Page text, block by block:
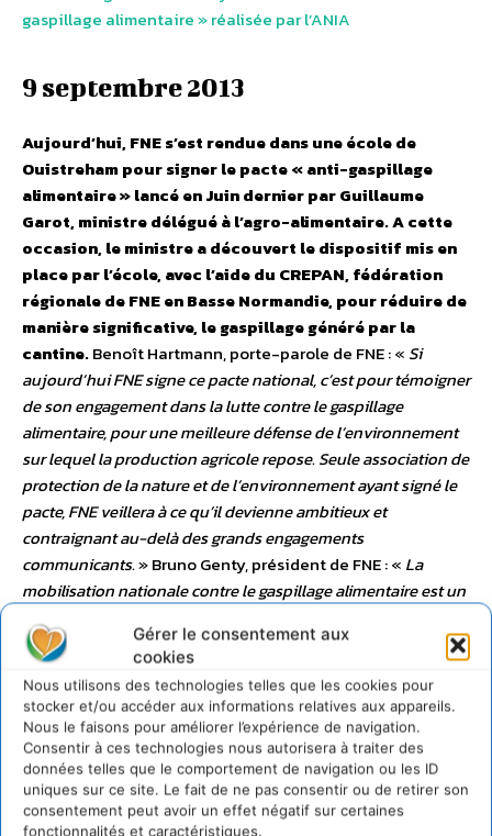
Gérer le consentement aux
cookies
Nous utilisons des technologies telles que les cookies pour
stocker et/ou accéder aux informations relatives aux appareils.
Nous le faisons pour améliorer l’expérience de navigation.
Consentir à ces technologies nous autorisera à traiter des
données telles que le comportement de navigation ou les ID
uniques sur ce site. Le fait de ne pas consentir ou de retirer son
consentement peut avoir un effet négatif sur certaines
fonctionnalités et caractéristiques.
gaspillage alimentaire » réalisée par l’ANIA
9 septembre 2013
Aujourd’hui, FNE s’est rendue dans une école de
Ouistreham pour signer le pacte « anti-gaspillage
alimentaire » lancé en Juin dernier par Guillaume
Garot, ministre délégué à l’agro-alimentaire. A cette
occasion, le ministre a découvert le dispositif mis en
place par l’école, avec l’aide du CREPAN, fédération
régionale de FNE en Basse Normandie, pour réduire de
manière significative, le gaspillage généré par la
cantine.Benoît Hartmann, porte-parole de FNE : « Si
aujourd’hui FNE signe ce pacte national, c’est pour témoigner
de son engagement dans la lutte contre le gaspillage
alimentaire, pour une meilleure défense de l’environnement
sur lequel la production agricole repose. Seule association de
protection de la nature et de l’environnement ayant signé le
pacte, FNE veillera à ce qu’il devienne ambitieux et
contraignant au-delà des grands engagements
communicants.» Bruno Genty, président de FNE : « La
mobilisation nationale contre le gaspillage alimentaire est un
l’agriculture change. Le respect de la nourriture constitue le
premier pas pour repenser sa production. Quand on connaît
le prix d’une pomme, on la mange jusqu’au trognon !»